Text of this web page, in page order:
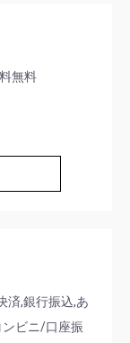
無料
済,銀行振込,あ
ビニ/口座振